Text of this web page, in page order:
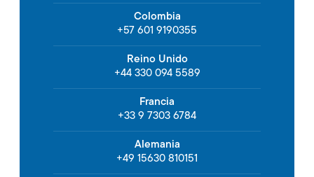
Colombia
+57 601 9190355
Reino Unido
+44 330 094 5589
Francia
+33 9 7303 6784
Alemania
+49 15630 810151